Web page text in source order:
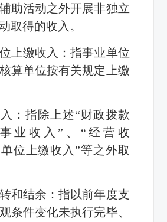
助活动之外开展非独立
取得的收入。
上缴收入：指事业单位
算单位按有关规定上缴
：指除上述“财政拨款
业收入”、“经营收
位上缴收入”等之外取
和结余：指以前年度支
条件变化未执行完毕、